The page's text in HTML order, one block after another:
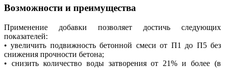
Возможности и преимущества
Применение добавки позволяет достичь следующих
показателей:
• увеличить подвижность бетонной смеси от П1 до П5 без
снижения прочности бетона;
• снизить количество воды затворения от 21% и более (в